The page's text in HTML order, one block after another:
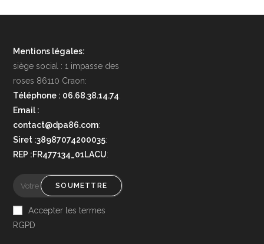
Mentions légales:
siège social : 1 impasse des
roses 86110 Craon:
Téléphone : 06.68.38.14.74:
Email :
contact@dpa86.com:
Siret :38987074200035:
REP :FR477134_01LACU:
SOUMETTRE
Accepter les termes
RGPD